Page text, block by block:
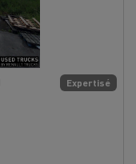
Expertisé